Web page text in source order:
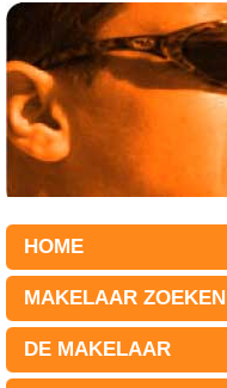
HOME
MAKELAAR ZOEKEN
DE MAKELAAR